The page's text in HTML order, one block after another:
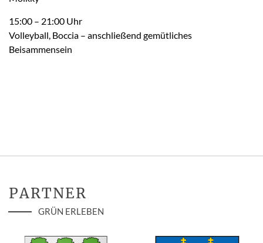
15:00 – 21:00 Uhr
Volleyball, Boccia – anschließend gemütliches
Beisammensein
PARTNER
GRÜN ERLEBEN